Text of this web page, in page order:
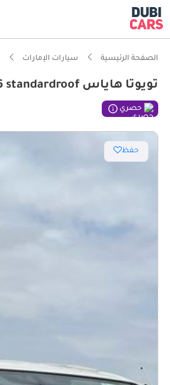
الصفحة الرئيسية سيارات الإمارات
تويوتا هاياس GL toyota hiace 2026 standardroof
حصري
حفظ